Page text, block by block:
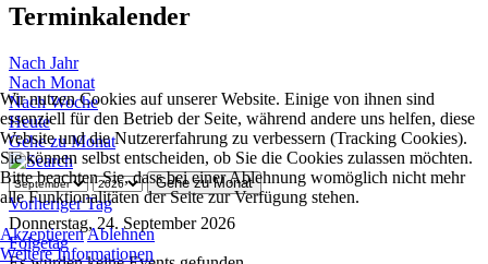
Terminkalender
Nach Jahr
Nach Monat
Nach Woche
Heute
Gehe zu Monat
Gehe zu Monat
Vorheriger Tag
Donnerstag, 24. September 2026
Folgetag
Wir nutzen Cookies auf unserer Website. Einige von ihnen sind
essenziell für den Betrieb der Seite, während andere uns helfen, diese
Website und die Nutzererfahrung zu verbessern (Tracking Cookies).
Sie können selbst entscheiden, ob Sie die Cookies zulassen möchten.
Bitte beachten Sie, dass bei einer Ablehnung womöglich nicht mehr
alle Funktionalitäten der Seite zur Verfügung stehen.
AkzeptierenAblehnen
Weitere Informationen